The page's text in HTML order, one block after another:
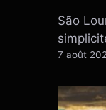
São
7 août